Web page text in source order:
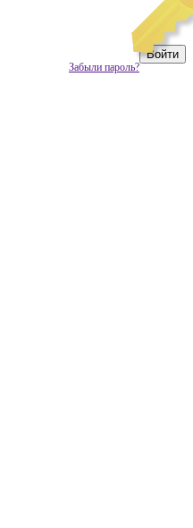
Забыли пароль?